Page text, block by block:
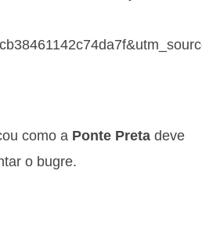
como a Ponte Preta deve
o bugre.